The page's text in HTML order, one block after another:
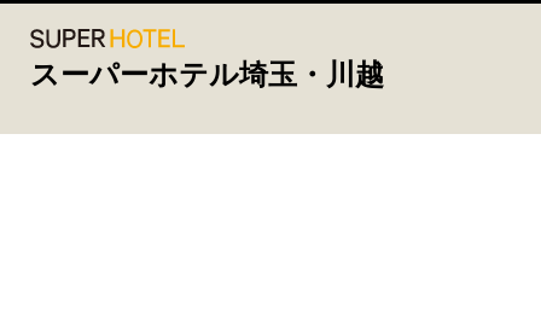
スーパーホテル埼玉・川越